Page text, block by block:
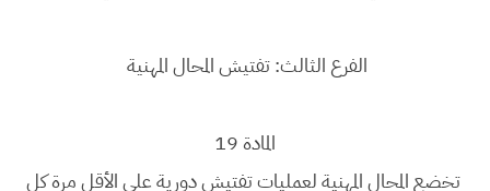
الفرع الثالث: تفتيش المحال المهنية
المادة 19
تخضع المحال المهنية لعمليات تفتيش دورية على الأقل مرة كل